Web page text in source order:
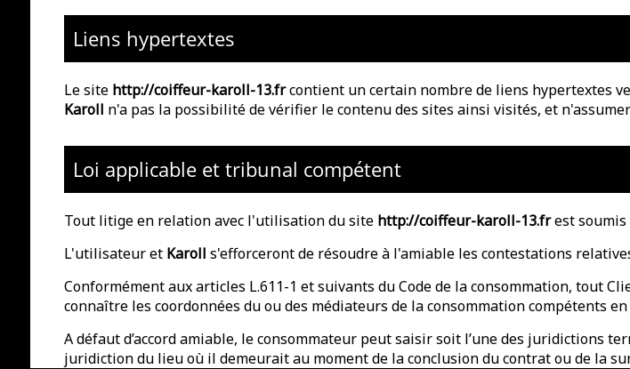
Liens hypertextes
Le site http://coiffeur-karoll-13.frcontient un certain nombre de liens hypertextes
Karoll n'a pas la possibilité de vérifier le contenu des sites ainsi visités, et
Loi applicable et tribunal compétent
Tout litige en relation avec l'utilisation du site http://coiffeur-karoll-13.frest soumis
L'utilisateur et Karoll s'efforceront de résoudre à l'amiable les contestations
Conformément aux articles L.611-1 et suivants du Code de la consommation, tout
connaître les coordonnées du ou des médiateurs de la consommation compétents
A défaut d’accord amiable, le consommateur peut saisir soit l’une des juridictions
juridiction du lieu où il demeurait au moment de la conclusion du contrat ou de la